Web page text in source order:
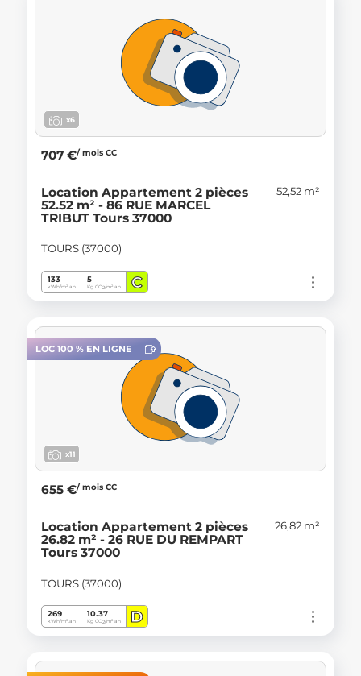
x6
707 €/ mois CC
Location Appartement 2 pièces
52.52 m² - 86 RUE MARCEL
TRIBUT Tours 37000
52,52 m²
TOURS (37000)
133
kWh/m².an
5
Kg CO2/m².an C
LOC 100 % EN LIGNE
x11
655 €/ mois CC
Location Appartement 2 pièces
26.82 m² - 26 RUE DU REMPART
Tours 37000
26,82 m²
TOURS (37000)
269
kWh/m².an
10.37
Kg CO2/m².an D